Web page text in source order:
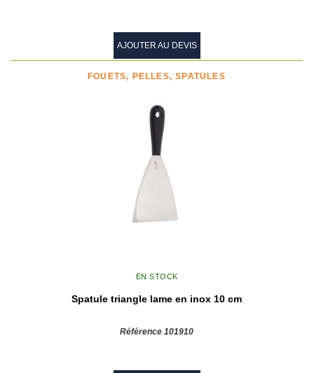
AJOUTER AU DEVIS
FOUETS, PELLES, SPATULES
EN STOCK
Spatule triangle lame en inox 10 cm
Référence 101910